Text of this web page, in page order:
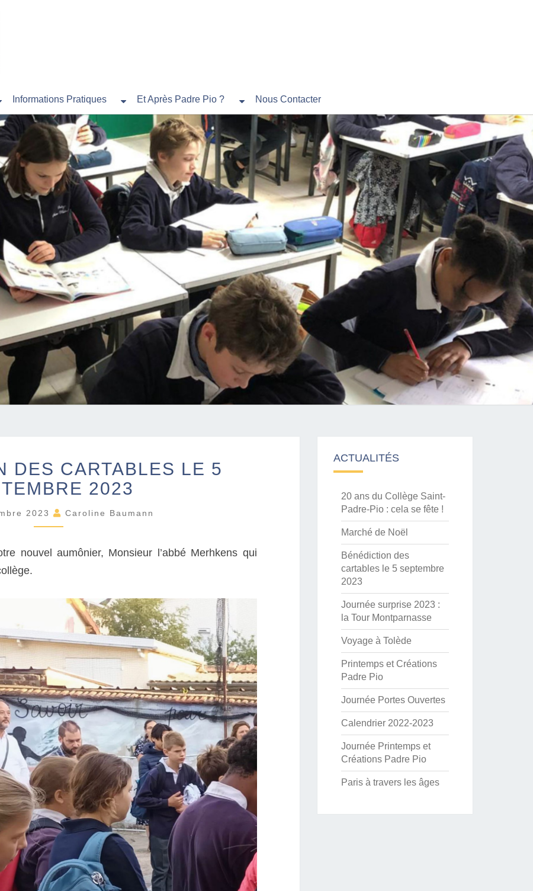
Informations Pratiques Et Après Padre Pio ? Nous Contacter
É
N
D
I
T
S
A
R
T
A
B
L
E
L
E
5
S
E
P
T
DES CARTABLES LE 5
2023
2023 Caroline Baumann
nouvel aumônier, Monsieur l’abbé Merhkens qui
ACTUALITÉS
20 ans du Collège Saint-
Padre-Pio : cela se fête !
Marché de Noël
Bénédiction des
cartables le 5 septembre
2023
Journée surprise 2023 :
la Tour Montparnasse
Voyage à Tolède
Printemps et Créations
Padre Pio
Journée Portes Ouvertes
Calendrier 2022-2023
Journée Printemps et
Créations Padre Pio
Paris à travers les âges